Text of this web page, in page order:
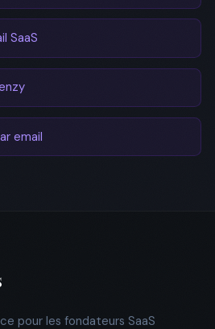
SaaS
email
pour les fondateurs SaaS